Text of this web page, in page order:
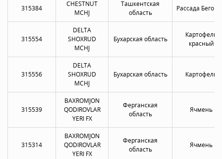
315384
CHESTNUT
MCHJ
Ташкентская
область
Рассада
315554
DELTA
SHOXRUD
MCHJ
Бухарская область
Картофель
красный
315556
DELTA
SHOXRUD
MCHJ
Бухарская область Картофель
315539
BAXROMJON
QODIROVLAR
YERI FX
Ферганская
область
Ячмень
315314
BAXROMJON
QODIROVLAR
YERI FX
Ферганская
область
Ячмень